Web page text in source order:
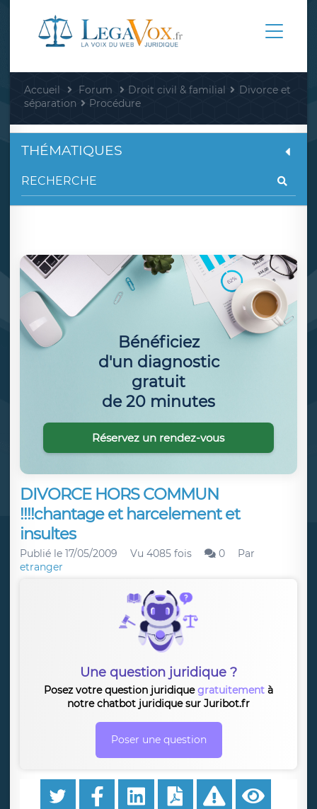
Accueil Forum Droit civil & familial
Divorce et
séparation
Procédure
DIVORCE HORS COMMUN
!!!!chantage et harcelement et
insultes
Publié le 17/05/2009 Vu 4085 fois 0
Par
etranger
Une question juridique ?
Posez votre question juridiquegratuitement à
notre chatbot juridique sur Juribot.fr
Poser une question
THÉMATIQUES
Bénéficiez
d'un diagnostic
gratuit
de 20 minutes
Réservez un rendez-vous